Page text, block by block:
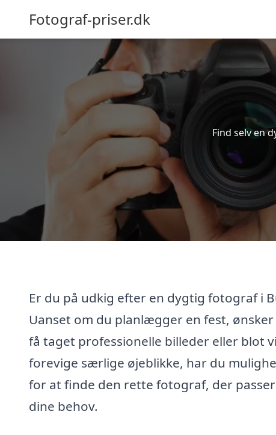
Fotograf-priser.dk
Find selv en
Er du på udkig efter en dygtig fotograf i
Uanset om du planlægger en fest,
få taget professionelle billeder eller blot
forevige særlige øjeblikke, har du
for at finde den rette fotograf, der
dine behov.